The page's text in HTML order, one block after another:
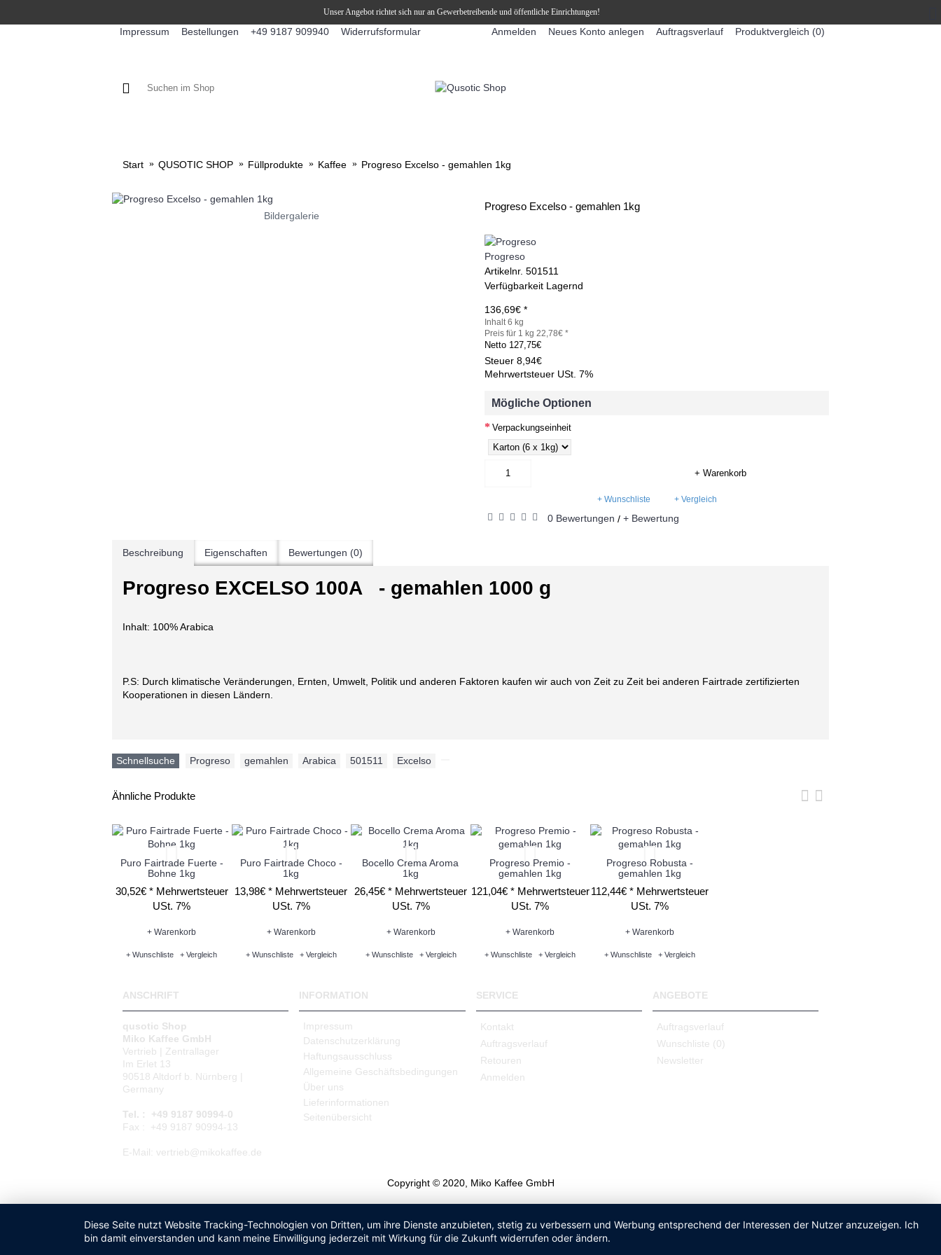
Unser Angebot richtet sich nur an Gewerbetreibende und öffentliche Einrichtungen!
Impressum Bestellungen +49 9187 909940 Widerrufsformular Anmelden Neues Konto anlegen Auftragsverlauf Produktvergleich (0)
Start QUSOTIC SHOP Füllprodukte Kaffee Progreso Excelso - gemahlen 1kg
Bildergalerie
Progreso Excelso - gemahlen 1kg
Progreso
Artikelnr. 501511
Verfügbarkeit Lagernd
136,69€ *
Inhalt 6 kg
Preis für 1 kg 22,78€ *
Netto 127,75€
Steuer 8,94€
Mehrwertsteuer USt. 7%
Mögliche Optionen
Verpackungseinheit
+ Warenkorb
+ Wunschliste + Vergleich
0 Bewertungen / + Bewertung
Beschreibung Eigenschaften Bewertungen (0)
Progreso EXCELSO 100A - gemahlen 1000 g
Inhalt: 100% Arabica
P.S: Durch klimatische Veränderungen, Ernten, Umwelt, Politik und anderen Faktoren kaufen wir auch von Zeit zu Zeit bei anderen Fairtrade zertifizierten
Kooperationen in diesen Ländern.
Schnellsuche Progreso gemahlen Arabica 501511 Excelso
Ähnliche Produkte
Puro Fairtrade Fuerte -
Bohne 1kg
30,52€ * Mehrwertsteuer
USt. 7%
+ Warenkorb
+ Wunschliste + Vergleich
Puro Fairtrade Choco -
1kg
13,98€ * Mehrwertsteuer
USt. 7%
+ Warenkorb
+ Wunschliste + Vergleich
Bocello Crema Aroma
1kg
26,45€ * Mehrwertsteuer
USt. 7%
+ Warenkorb
+ Wunschliste + Vergleich
Progreso Premio -
gemahlen 1kg
121,04€ * Mehrwertsteuer
USt. 7%
+ Warenkorb
+ Wunschliste + Vergleich
Progreso Robusta -
gemahlen 1kg
112,44€ * Mehrwertsteuer
USt. 7%
+ Warenkorb
+ Wunschliste + Vergleich
ANSCHRIFT
qusotic Shop
Miko Kaffee GmbH
Vertrieb | Zentrallager
Im Erlet 13
90518 Altdorf b. Nürnberg |
Germany
Tel. : +49 9187 90994-0
Fax : +49 9187 90994-13
E-Mail: vertrieb@mikokaffee.de
INFORMATION
Impressum
Datenschutzerklärung
Haftungsausschluss
Allgemeine Geschäftsbedingungen
Über uns
Lieferinformationen
Seitenübersicht
SERVICE
Kontakt
Auftragsverlauf
Retouren
Anmelden
ANGEBOTE
Auftragsverlauf
Wunschliste (0)
Newsletter
Copyright © 2020, Miko Kaffee GmbH
Diese Seite nutzt Website Tracking-Technologien von Dritten, um ihre Dienste anzubieten, stetig zu verbessern und Werbung entsprechend der Interessen der Nutzer anzuzeigen. Ich
bin damit einverstanden und kann meine Einwilligung jederzeit mit Wirkung für die Zukunft widerrufen oder ändern.